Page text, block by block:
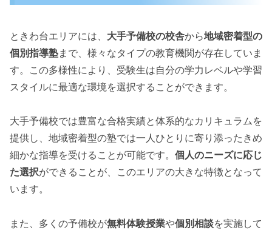
ときわ台エリアには、 大手予備校の校舎から地域密着型の
個別指導塾まで、様々なタイプの教育機関が存在していま
す。この多様性により、受験生は自分の学力レベルや学習
スタイルに最適な環境を選択することができます。
大手予備校では豊富な合格実績と体系的なカリキュラムを
提供し、地域密着型の塾では一人ひとりに寄り添ったきめ
細かな指導を受けることが可能です。 個人のニーズに応じ
た選択ができることが、このエリアの大きな特徴となって
います。
また、多くの予備校が無料体験授業や個別相談を実施して